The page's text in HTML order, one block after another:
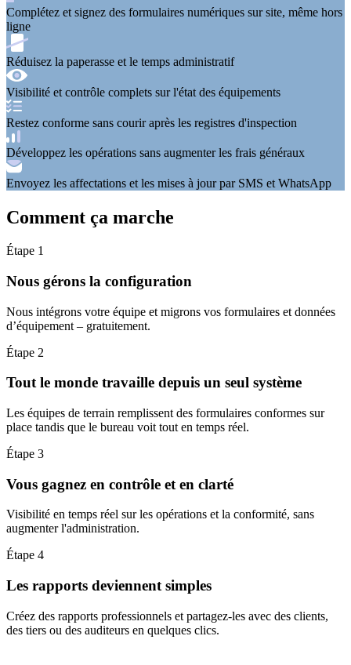
Complétez et signez des formulaires numériques sur site, même hors
ligne
Réduisez la paperasse et le temps administratif
Visibilité et contrôle complets sur l'état des équipements
Restez conforme sans courir après les registres d'inspection
Développez les opérations sans augmenter les frais généraux
Envoyez les affectations et les mises à jourpar SMS et WhatsApp
Comment ça marche
Étape 1
Nous gérons la configuration
Nous intégrons votre équipe et migrons vos formulaires et données
d’équipement – ​​gratuitement.
Étape 2
Tout le monde travaille depuis un seul système
Les équipes de terrain remplissent des formulaires conformes sur
place tandis que le bureau voit tout en temps réel.
Étape 3
Vous gagnez en contrôle et en clarté
Visibilité en temps réel sur les opérations et la conformité, sans
augmenter l'administration.
Étape 4
Les rapports deviennent simples
Créez des rapports professionnels et partagez-les avec des clients,
des tiers ou des auditeurs en quelques clics.